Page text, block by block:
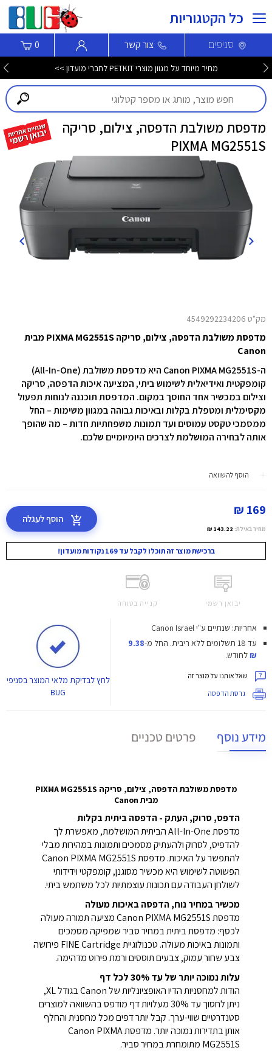
כל הקטגוריות
סניפים צור קשר 0
מחיר מיוחד על מגוון מוצרי PETKIT לחברי מועדון >>
מדפסת משולבת הדפסה, צילום, סריקה
PIXMA MG2551S
מק"ט 4549292234206
מדפסת משולבת הדפסה, צילום, סריקה PIXMA MG2551S מבית
Canon
ה-Canon PIXMA MG2551S היא מדפסת משולבת (All-In-One)
קומפקטית ואידיאלית לשימוש ביתי, המציעה איכות הדפסה, סריקה
וצילום במכשיר אחד החוסך במקום. המדפסת תוכננה לנוחות תפעול
מקסימלית ומטפלת בקלות ובאיכות גבוהה במגוון משימות – החל
ממסמכי טקסט עמוסים ועד תמונות משפחתיות חדות – מה שהופך
אותה לבחירה המושלמת לצרכים היומיומיים שלכם.
הוסף להשוואה
169 ₪
מחיר באילת: 143.22 ₪
הוסף לעגלה
ברכישת מוצר זה תוכלו לקבל עד 169 נקודות מועדון!
יבואן רשמי קנייה בטוחה
אחריות: שנתיים ע"י Canon Israel
עד 18 תשלומים ללא ריבית.
החל מ-9.38
₪לחודש.
שאל אותנו על מוצר זה
גרסת הדפסה
לחץלבדיקת מלאי המוצר בסניפי
BUG
מידע נוסף פרטים טכניים
מדפסת משולבת הדפסה, צילום, סריקה PIXMA MG2551S
מבית Canon
הדפס, סרוק, העתק - הדפסה ביתית בקלות
מדפסת All-In-One הביתית המושלמת, מאפשרת לך
להדפיס, לסרוק ולהעתיק מסמכים ותמונות במהירות מבלי
להתפשר על האיכות. מדפסת Canon PIXMA MG2551S
הפשוטה לשימוש היא מכשיר מסוגנן, קומפקטי וידידותי
לשולחן העבודה עם תכונות עוצמתיות לכל משתמש ביתי.
מכשיר במחיר נוח, הדפסה באיכות מעולה
מדפסת Canon PIXMA MG2551S מציעה תמורה מעולה
לכסף: מדפסת ביתית במחיר סביר שמפיקה מסמכים
ותמונות באיכות מעולה. טכנולוגיית FINE Cartridge פירושה
צבע שחור עמוק, צבעים תוססים ורמת פירוט מדהימה.
עלות נמוכה יותר של עד 30% לכל דף
הודות למחסניות הדיו האופציונליות של Canon בגודל XL,
ניתן לחסוך עד 30% מעלויות דף מודפס בהשוואה למוצרים
סטנדרטיים שווי-ערך. קבל יותר דפים מכל מחסנית והחלף
אותן בתדירות נמוכה יותר. מדפסת Canon PIXMA
MG2551S מתומחרת במחיר סביר.